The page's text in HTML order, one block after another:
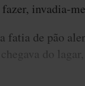
invadia-
fatia de pão
do